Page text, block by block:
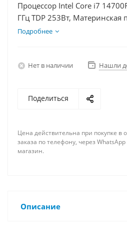
Процессор Intel Core i7
ГГц TDP 253Вт, Материнская
E D5, Видеокарта RTX 5080
Подробнее
Нет в наличии Нашли
Поделиться
Цена действительна при покупке
заказа по телефону, через
магазин.
Описание